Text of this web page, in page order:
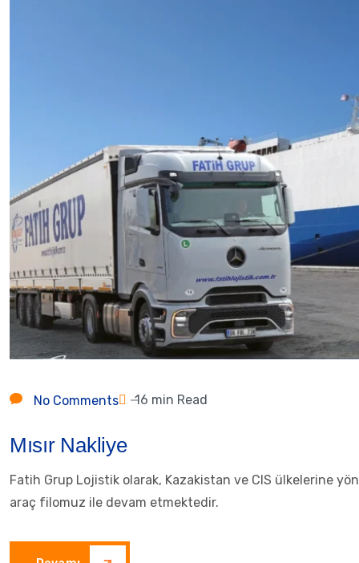
No Comments 16 min Read
Mısır Nakliye
Fatih Grup Lojistik olarak, Kazakistan ve CIS ülkelerine
araç filomuz ile devam etmektedir.